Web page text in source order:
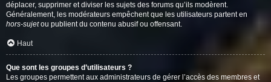
déplacer, supprimer et diviser les sujets des forums qu’ils modèrent.
Généralement, les modérateurs empêchent que les utilisateurs partent en
hors-sujetou publient du contenu abusif ou offensant.
Haut
Que sont les groupes d’utilisateurs ?
Les groupes permettent aux administrateurs de gérer l’accès des membres et